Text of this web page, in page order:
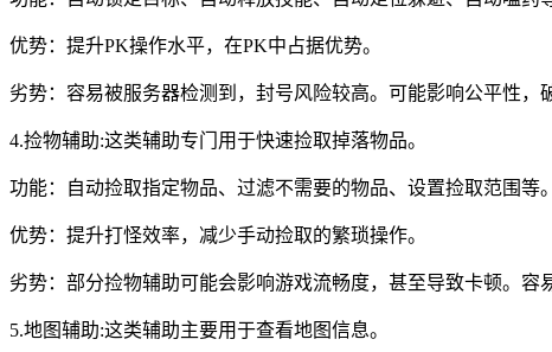
优势：提升PK操作水平，在PK中占据优势。
劣势：容易被服务器检测到，封号风险较高。可能影响公平性，
4.捡物辅助:这类辅助专门用于快速捡取掉落物品。
功能：自动捡取指定物品、过滤不需要的物品、设置捡取范围等。
优势：提升打怪效率，减少手动捡取的繁琐操作。
劣势：部分捡物辅助可能会影响游戏流畅度，甚至导致卡顿。容
5.地图辅助:这类辅助主要用于查看地图信息。